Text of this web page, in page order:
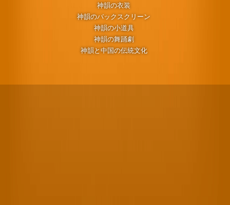
神韻の衣装
神韻のバックスクリーン
神韻の小道具
神韻の舞踊劇
神韻と中国の伝統文化